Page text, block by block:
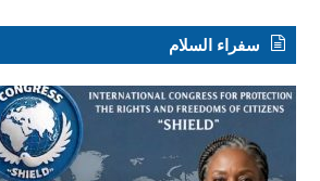
سفراء السلام